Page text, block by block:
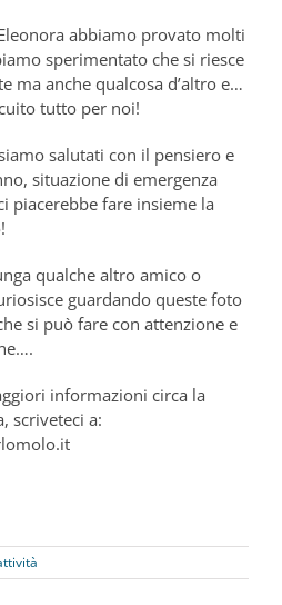
abbiamo provato molti
sperimentato che si riesce
ma anche qualcosa d’altro e…
tutto per noi!
salutati con il pensiero e
situazione di emergenza
piacerebbe fare insieme la
qualche altro amico o
guardando queste foto
si può fare con attenzione e
informazioni circa la
scriveteci a: